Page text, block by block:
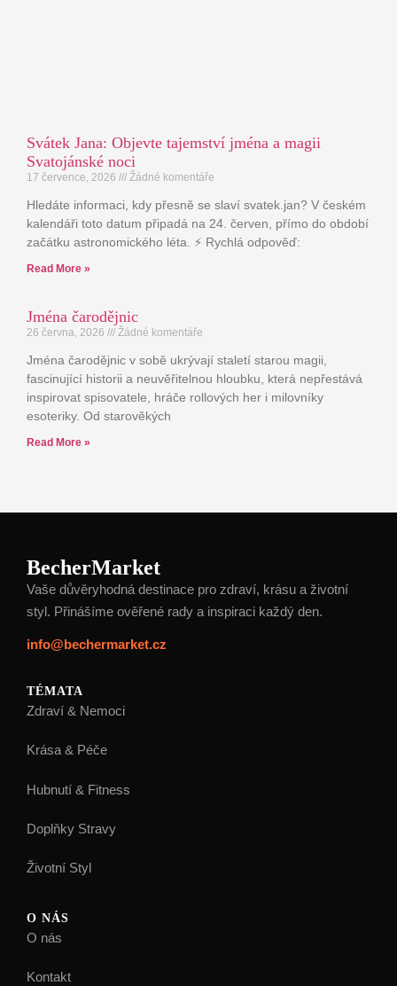
Svátek Jana: Objevte tajemství jména a magii
Svatojánské noci
17 července, 2026 Žádné komentáře
Hledáte informaci, kdy přesně se slaví svatek.jan? V českém
kalendáři toto datum připadá na 24. červen, přímo do období
začátku astronomického léta. ⚡ Rychlá odpověď:
Read More »
Jména čarodějnic
26 června, 2026 Žádné komentáře
Jména čarodějnic v sobě ukrývají staletí starou magii,
fascinující historii a neuvěřitelnou hloubku, která nepřestává
inspirovat spisovatele, hráče rollových her i milovníky
esoteriky. Od starověkých
Read More »
BecherMarket
Vaše důvěryhodná destinace pro zdraví, krásu a životní
styl. Přinášíme ověřené rady a inspiraci každý den.
info@bechermarket.cz
TÉMATA
Zdraví & Nemoci
Krása & Péče
Hubnutí & Fitness
Doplňky Stravy
Životní Styl
O NÁS
O nás
Kontakt